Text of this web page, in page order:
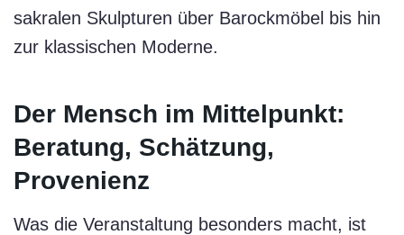
sakralen Skulpturen über Barockmöbel bis hin
zur klassischen Moderne.
Der Mensch im Mittelpunkt:
Beratung, Schätzung,
Provenienz
Was die Veranstaltung besonders macht, ist